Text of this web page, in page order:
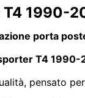
1990-
porta
T4 1990-
pensato